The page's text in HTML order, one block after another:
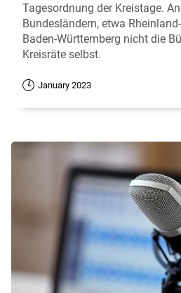
Tagesordnung der Kreistage.
Bundesländern, etwa
Baden-Württemberg nicht die
Kreisräte selbst.
January 2023